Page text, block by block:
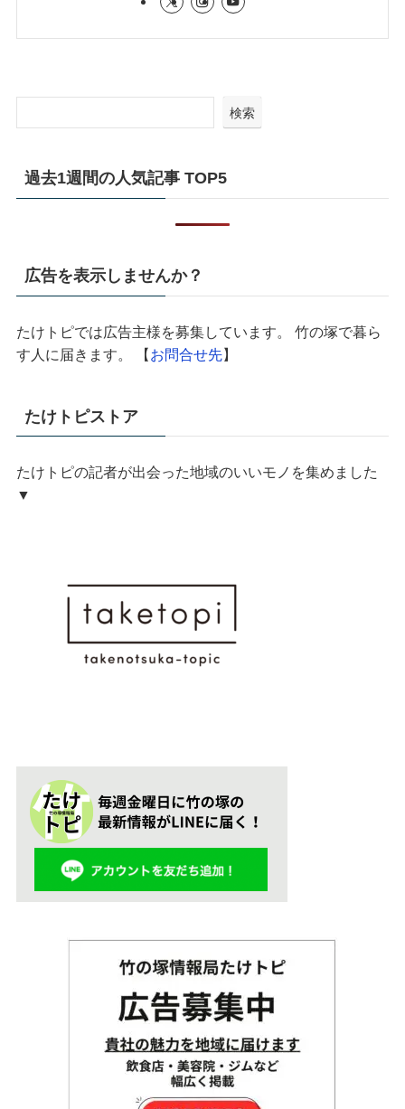
検索
過去1週間の人気記事 TOP5
広告を表示しませんか？
たけトピでは広告主様を募集しています。 竹の塚で暮ら
す人に届きます。 【お問合せ先】
たけトピストア
たけトピの記者が出会った地域のいいモノを集めました
▼